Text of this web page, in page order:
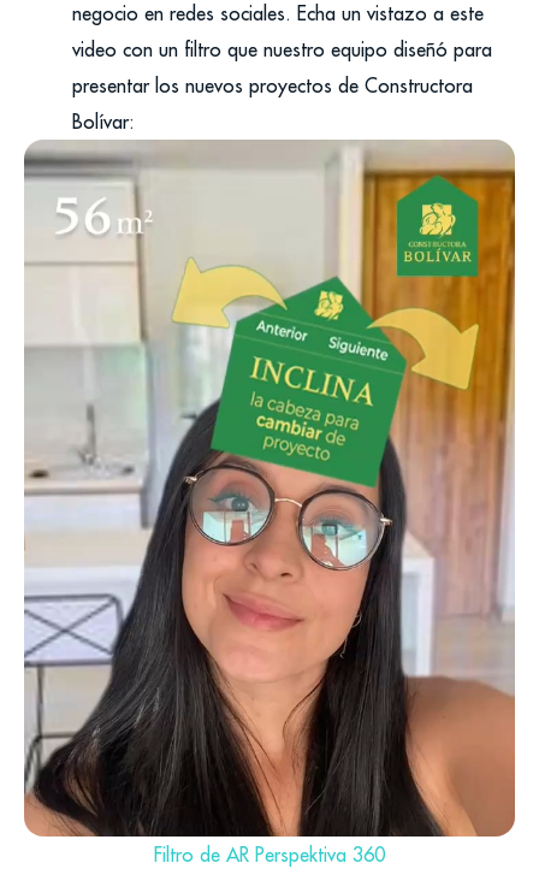
negocio en redes sociales. Echa un vistazo a este
video con un filtro que nuestro equipo diseñó para
presentar los nuevos proyectos de Constructora
Bolívar:
Filtro de AR Perspektiva 360